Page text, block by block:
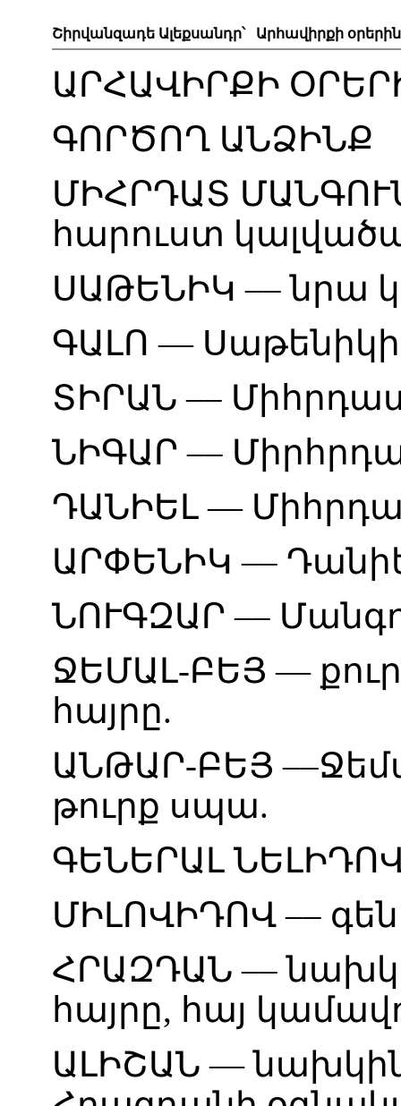
Շիրվանզադե Ալեքսանդր՝ Արհավիրքի օրերին
ԱՐՀԱՎԻՐՔԻ
ԳՈՐԾՈՂ ԱՆՁԻՆՔ
ՄԻՀՐԴԱՏ
հարուստ
ՍԱԹԵՆԻԿ ––նրա
ԳԱԼՈ — Սաթենիկի
ՏԻՐԱՆ ––
ՆԻԳԱՐ ––
ԴԱՆԻԵԼ —
ԱՐՓԵՆԻԿ ––
ՆՈՒԳԶԱՐ ––
ՋԵՄԱԼ-ԲԵՅ —
հայրը.
ԱՆԹԱՐ-ԲԵՅ ––
թուրք սպա.
ԳԵՆԵՐԱԼ
ՄԻԼՈՎԻԴՈՎ ––
ՀՐԱԶԴԱՆ ––
հայրը, հայ
ԱԼԻՇԱՆ —